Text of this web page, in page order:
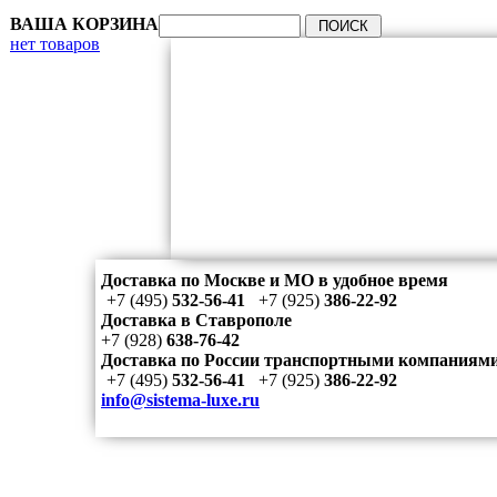
ВАША КОРЗИНА
нет товаров
Доставка по Москве и МО в удобное время
+7 (495) 532-56-41 +7 (925) 386-22-92
Доставка в Ставрополе
+7 (928) 638-76-42
Доставка по России транспортными
+7 (495) 532-56-41 +7 (925) 386-22-92
info@sistema-luxe.ru